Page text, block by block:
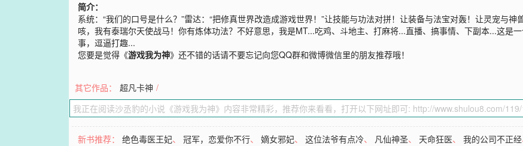
简介：
系统：“我们的口号是什么？”雷达：“把修真世界改造成游戏世界！”让技能与功法对拼！让装备与法宝对轰！让灵宠与
咳，我有泰瑞尔天使战马！你有炼体功法？不好意思，我是MT...吃鸡、斗地主、打麻将...直播、搞事情、下副本...这是
事，逗逼打趣...
您要是觉得《游戏我为神》还不错的话请不要忘记向您QQ群和微博微信里的朋友推荐哦！
其它作品： 超凡卡神 /
新书推荐：绝色毒医王妃、冠军，恋爱你不行、嫡女邪妃、这位法爷有点冷、 凡仙神圣、 天命狂医、我的公司不正经